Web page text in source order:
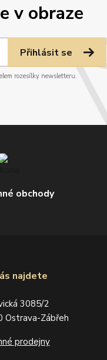
v obraze
Přihlásit se
rozesílky newsletteru.
obchody
najdete
3085/2
Ostrava-Zábřeh
prodejny